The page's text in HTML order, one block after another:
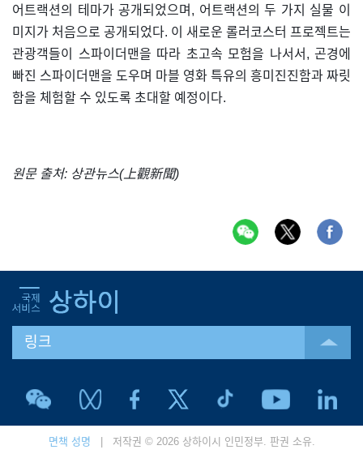
어트랙션의 테마가 공개되었으며, 어트랙션의 두 가지 실물 이
미지가 처음으로 공개되었다. 이 새로운 롤러코스터 프로젝트는
관광객들이 스파이더맨을 따라 초고속 모험을 나서서, 곤경에
빠진 스파이더맨을 도우며 마블 영화 특유의 흥미진진함과 짜릿
함을 체험할 수 있도록 초대할 예정이다.
원문 출처: 상관뉴스(上觀新聞)
링크
면책 성명 | 저작권 © 2026 상하이시 인민정부. 판권 소유.